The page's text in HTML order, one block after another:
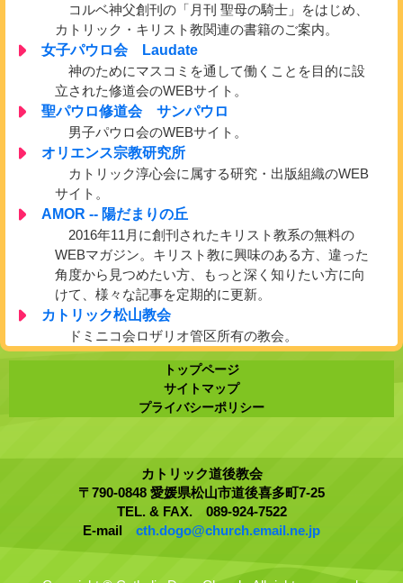
コルベ神父創刊の「月刊 聖母の騎士」をはじめ、
カトリック・キリスト教関連の書籍のご案内。
女子パウロ会 Laudate
神のためにマスコミを通して働くことを目的に設
立された修道会のWEBサイト。
聖パウロ修道会 サンパウロ
男子パウロ会のWEBサイト。
オリエンス宗教研究所
カトリック淳心会に属する研究・出版組織のWEB
サイト。
AMOR -- 陽だまりの丘
2016年11月に創刊されたキリスト教系の無料の
WEBマガジン。キリスト教に興味のある方、違った
角度から見つめたい方、もっと深く知りたい方に向
けて、様々な記事を定期的に更新。
カトリック松山教会
ドミニコ会ロザリオ管区所有の教会。
トップページ
サイトマップ
プライバシーポリシー
カトリック道後教会
〒790-0848 愛媛県松山市道後喜多町7-25
TEL. & FAX. 089-924-7522
E-mail cth.dogo@church.email.ne.jp